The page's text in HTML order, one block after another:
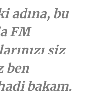
adına, bu
FM
siz
ben
bakam.